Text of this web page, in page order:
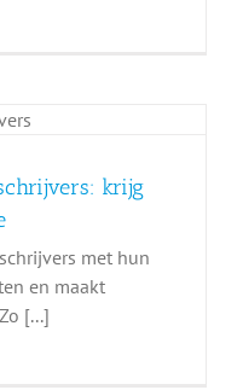
krijg
met hun
en maakt
[...]